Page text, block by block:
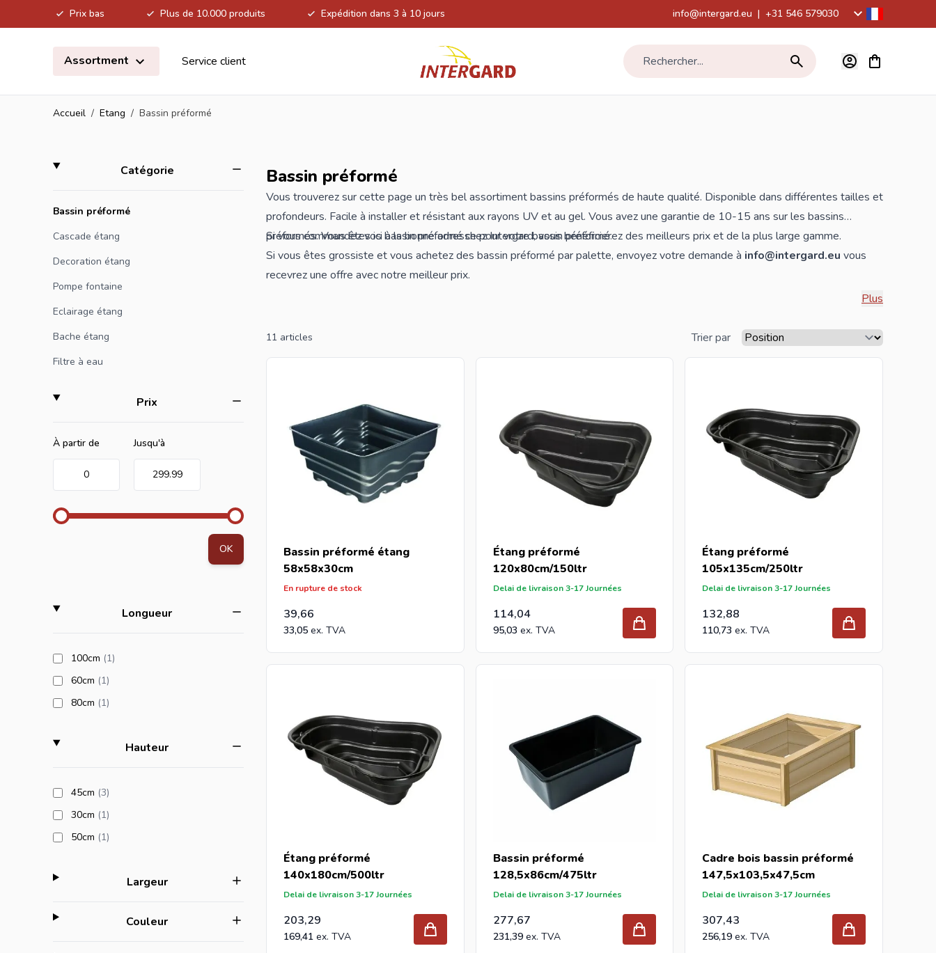
Prix bas Plus de 10.000 produits Expédition dans 3 à 10 jours info@intergard.eu | +31 546 579030
Assortment
Service client Rechercher... Voir le
Accueil / Etang / Bassin préformé
Skip to product list
Catégoriefilter
Bassin préformé
Cascade étang
Decoration étang
Pompe fontaine
Eclairage étang
Bache étang
Filtre à eau
Prix
À partir de
Minimum value
0
Jusqu'à
Valeur maximale
299.99
OK
Longueurfilter
100cm (1products available
)
60cm (1products available
)
80cm (1products available
)
Hauteurfilter
45cm (3products available
)
30cm (1products available
)
50cm (1products available
)
Largeurfilter
Couleurfilter
Bassin préformé
Vous trouverez sur cette page un très bel assortiment bassins préformés de haute qualité. Disponible dans différentes tailles et
profondeurs. Facile à installer et résistant aux rayons UV et au gel. Vous avez une garantie de 10-15 ans sur les bassins
préformés. Vous êtes ici à la bonne adresse pour votre bassin préformé.
Si vous commandez vos bassin préformé chez Intergard, vous bénéficierez des meilleurs prix et de la plus large gamme.
Si vous êtes grossiste et vous achetez des bassin préformé par palette, envoyez votre demande à info@intergard.eu vous
recevrez une offre avec notre meilleur prix.
Plus
11 articles Trier par
Bassin préformé étang
58x58x30cm
En rupture de stock
39,66
33,05
Étang préformé
120x80cm/150ltr
Delai de livraison 3-17 Journées
114,04
95,03
Étang préformé
105x135cm/250ltr
Delai de livraison 3-17 Journées
132,88
110,73
Étang préformé
140x180cm/500ltr
Delai de livraison 3-17 Journées
203,29
169,41
Bassin préformé
128,5x86cm/475ltr
Delai de livraison 3-17 Journées
277,67
231,39
Cadre bois bassin préformé
147,5x103,5x47,5cm
Delai de livraison 3-17 Journées
307,43
256,19